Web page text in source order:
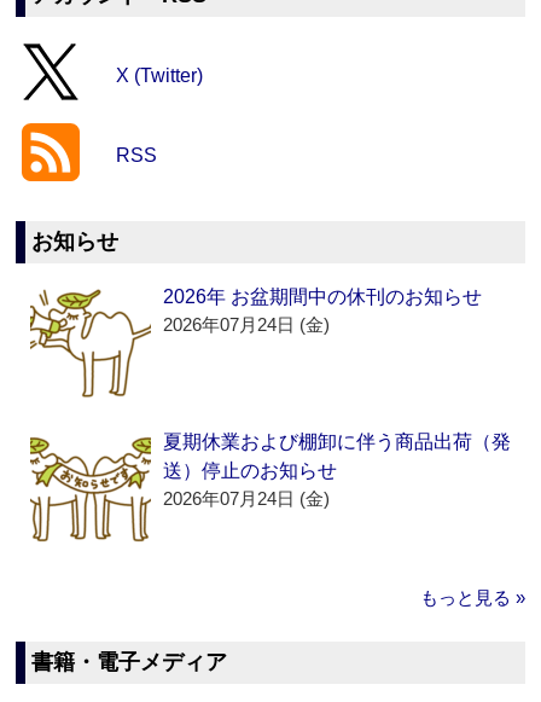
X (Twitter)
RSS
お知らせ
2026年 お盆期間中の休刊のお知らせ
2026年07月24日 (金)
夏期休業および棚卸に伴う商品出荷（発
送）停止のお知らせ
2026年07月24日 (金)
もっと見る »
書籍・電子メディア